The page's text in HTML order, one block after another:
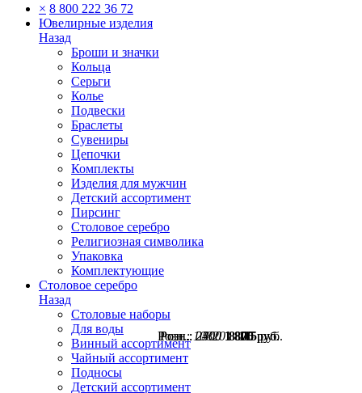
Розн.:10820 8 115руб.
Розн.:2500 1 875руб.
Розн.:2400 1 800руб.
× 8 800 222 36 72
Ювелирные изделия
Назад
Броши и значки
Кольца
Серьги
Колье
Подвески
Браслеты
Сувениры
Цепочки
Комплекты
Изделия для мужчин
Детский ассортимент
Пирсинг
Столовое серебро
Религиозная символика
Упаковка
Комплектующие
Столовое серебро
Назад
Столовые наборы
Для воды
Винный ассортимент
Чайный ассортимент
Подносы
Детский ассортимент